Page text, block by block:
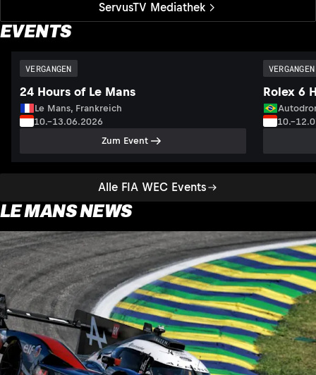
ServusTV Mediathek
EVENTS
Alle FIA WEC Events
VERGANGEN
24 Hours of Le Mans
Le Mans, Frankreich
10.–13.06.2026
Zum Event
VERGANGEN
Rolex 6
LE MANS NEWS